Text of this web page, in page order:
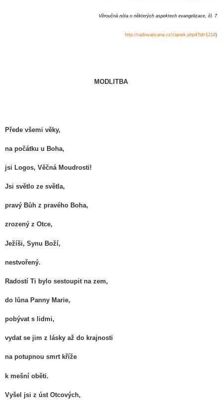
Věroučná nóta o některých aspektech evangelizace, čl. 7
http://radiovaticana.cz/clanek.php4?id=1218)
MODLITBA
Přede všemi věky,
na počátku u Boha,
jsi Logos, Věčná Moudrosti!
Jsi světlo ze světla,
pravý Bůh z pravého Boha,
zrozený z Otce,
Ježíši, Synu Boží,
nestvořený.
Radostí Ti bylo sestoupit na zem,
do lůna Panny Marie,
pobývat s lidmi,
vydat se jim z lásky až do krajnosti
na potupnou smrt kříže
k mešní oběti.
Vyšel jsi z úst Otcových,